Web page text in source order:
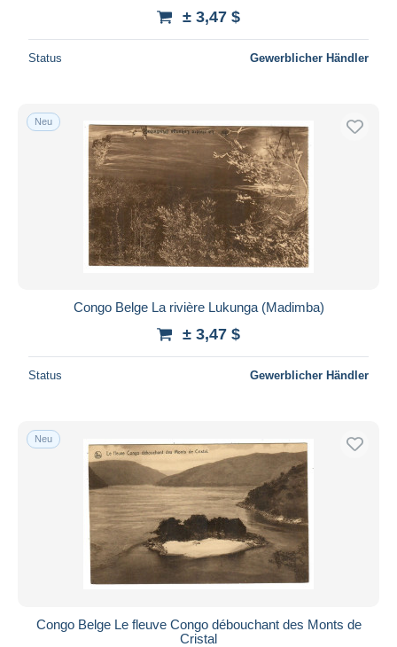
± 3,47 $
Status Gewerblicher Händler
Neu
Congo Belge La rivière Lukunga (Madimba)
± 3,47 $
Status Gewerblicher Händler
Neu
Congo Belge Le fleuve Congo débouchant des Monts de
Cristal